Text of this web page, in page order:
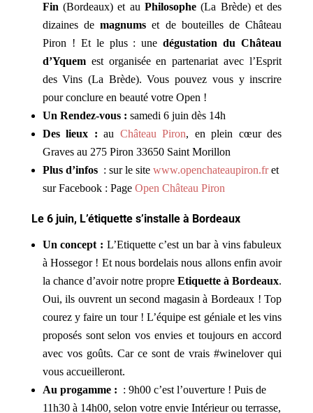
Fin(Bordeaux) et auPhilosophe (La Brède) et des
dizaines demagnums et de bouteilles de Château
Piron ! Et le plus : unedégustation du Château
d’Yquemest organisée en partenariat avec l’Esprit
des Vins (La Brède). Vous pouvez vous y inscrire
pour conclure en beauté votre Open !
Un Rendez-vous : samedi 6 juin dès 14h
Des lieux :au Château Piron, en plein cœur des
Graves au 275 Piron 33650 Saint Morillon
Plus d’infos: sur le site www.openchateaupiron.fret
sur Facebook : Page Open Château Piron
Le 6 juin, L’étiquette s’installe à Bordeaux
Un concept : L’Etiquette c’est un bar à vins fabuleux
à Hossegor ! Et nous bordelais nous allons enfin avoir
la chance d’avoir notre propreEtiquette à Bordeaux.
Oui, ils ouvrent un second magasin à Bordeaux ! Top
courez y faire un tour ! L’équipe est géniale et les vins
proposés sont selon vos envies et toujours en accord
avec vos goûts. Car ce sont de vrais #winelover qui
vous accueilleront.
Au progamme : : 9h00 c’est l’ouverture ! Puis de
11h30 à 14h00, selon votre envie Intérieur ou terrasse,